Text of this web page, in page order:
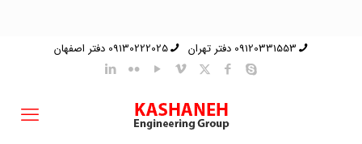
09120331553 دفتر تهران 09130222025 دفتر اصفهان